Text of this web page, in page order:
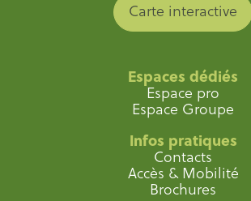
Carte interactive
Espaces dédiés
Espace pro
Espace Groupe
Infos pratiques
Contacts
Accès & Mobilité
Brochures